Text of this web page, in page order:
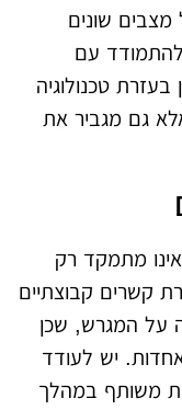
מצבים שונים
עם
טכנולוגיה
גם מגביר את
מתמקד רק
קשרים קבוצתיים
על המגרש, שכן
יש לעודד
משותף במהלך